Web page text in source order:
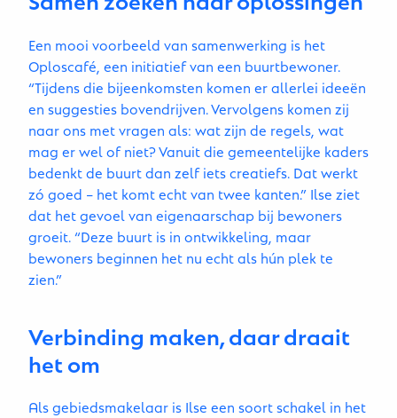
Een mooi voorbeeld van samenwerking is het
Oploscafé, een initiatief van een buurtbewoner.
“Tijdens die bijeenkomsten komen er allerlei ideeën
en suggesties bovendrijven. Vervolgens komen zij
naar ons met vragen als: wat zijn de regels, wat
mag er wel of niet? Vanuit die gemeentelijke kaders
bedenkt de buurt dan zelf iets creatiefs. Dat werkt
zó goed – het komt echt van twee kanten.” Ilse ziet
dat het gevoel van eigenaarschap bij bewoners
groeit. “Deze buurt is in ontwikkeling, maar
bewoners beginnen het nu echt als hún plek te
zien.”
Verbinding maken, daar draait
het om
Als gebiedsmakelaar is Ilse een soort schakel in het